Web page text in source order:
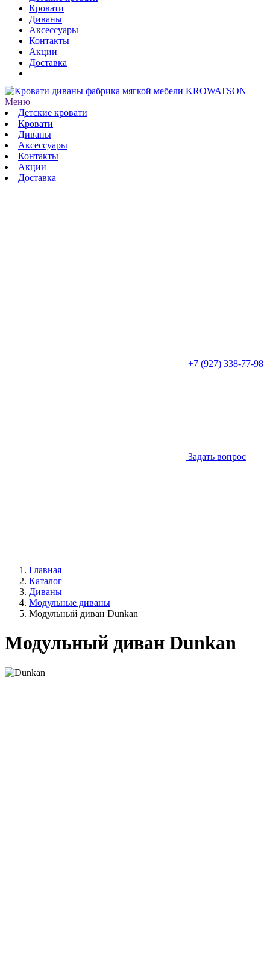
Кровати
Диваны
Аксессуары
Контакты
Акции
Доставка
Меню
Детские кровати
Кровати
Диваны
Аксессуары
Контакты
Акции
Доставка
+7 (927) 338-77-98
Задать вопрос
Главная
Каталог
Диваны
Модульные диваны
Модульный диван Dunkan
Модульный диван Dunkan